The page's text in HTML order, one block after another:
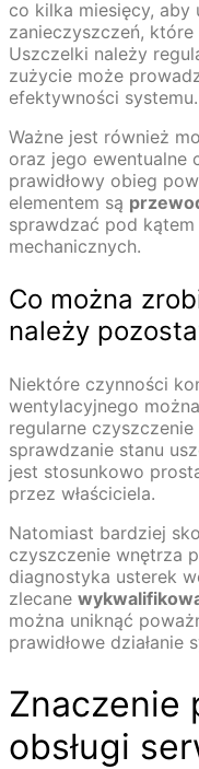
co kilka miesięcy, aby
zanieczyszczeń,
Uszczelki należy
zużycie może
efektywności systemu.
Ważne jest również
oraz jego ewentualne
prawidłowy obieg
elementem są
sprawdzać pod
mechanicznych.
Co można
należy
Niektóre czynności
wentylacyjnego
regularne
sprawdzanie stanu
jest stosunkowo
przez właściciela.
Natomiast bardziej
czyszczenie wnętrza
diagnostyka usterek
zlecane
można uniknąć
prawidłowe działanie
Znaczenie
obsługi